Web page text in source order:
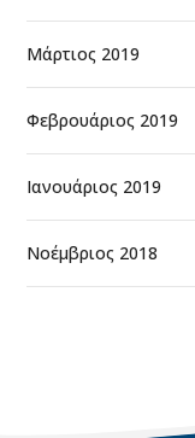
Μάρτιος 2019
Φεβρουάριος 2019
Ιανουάριος 2019
Νοέμβριος 2018